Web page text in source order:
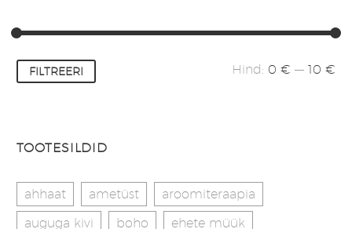
Minimaalne
hind
Maksimaalne
hind
FILTREERI Hind: 0 € — 10 €
TOOTESILDID
ahhaat ametüst
aroomiteraapia
auguga kivi
boho ehete müük